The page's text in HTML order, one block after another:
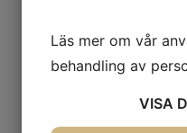
PS-
PS-
PS-
Läs mer om vår
behandling av
VISA